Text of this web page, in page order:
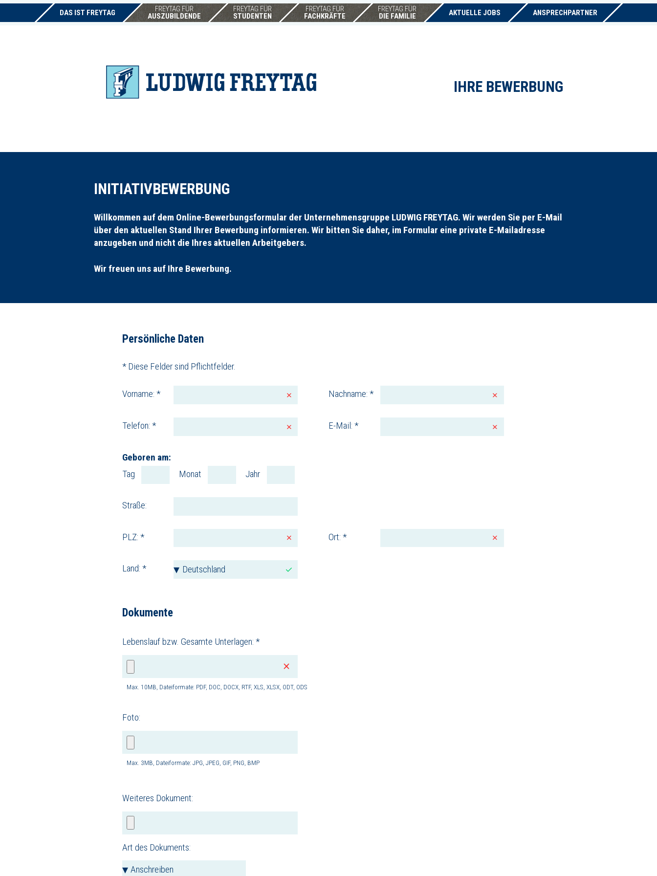
IHRE BEWERBUNG
DAS IST FREYTAG
FREYTAG FÜR
AUSZUBILDENDE
FREYTAG FÜR
STUDENTEN
FREYTAG FÜR
FACHKRÄFTE
FREYTAG FÜR
DIE FAMILIE
AKTUELLE JOBS ANSPRECHPARTNER
INITIATIVBEWERBUNG
Willkommen auf dem Online-Bewerbungsformular der Unternehmensgruppe LUDWIG FREYTAG. Wir werden Sie per E-Mail
über den aktuellen Stand Ihrer Bewerbung informieren. Wir bitten Sie daher, im Formular eine private E-Mailadresse
anzugeben und nicht die Ihres aktuellen Arbeitgebers.
Wir freuen uns auf Ihre Bewerbung.
Persönliche Daten
* Diese Felder sind Pflichtfelder.
Vorname: * Nachname: *
Telefon: * E-Mail: *
Geboren am:
Tag
Monat Jahr
Straße:
PLZ: * Ort: *
Land: *
Dokumente
Lebenslauf bzw. Gesamte Unterlagen: *
Max. 10MB, Dateiformate: PDF, DOC, DOCX, RTF, XLS, XLSX, ODT, ODS
Foto:
Max. 3MB, Dateiformate: JPG, JPEG, GIF, PNG, BMP
Weiteres Dokument:
Art des Dokuments: